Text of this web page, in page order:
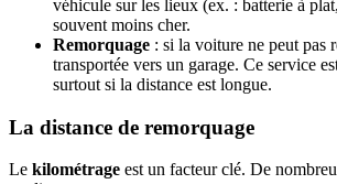
véhicule sur les lieux (ex. : batterie à
souvent moins cher.
Remorquage : si la voiture ne peut pas
transportée vers un garage. Ce service
surtout si la distance est longue.
La distance de remorquage
Le kilométrage est un facteur clé. De